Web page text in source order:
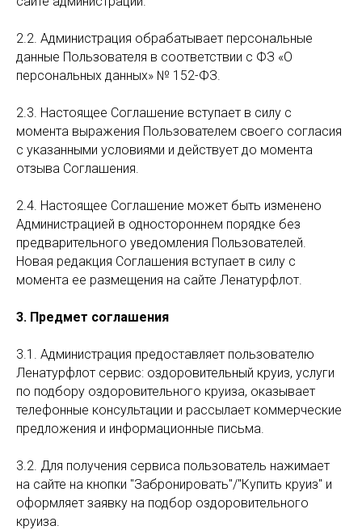
2.2. Администрация обрабатывает персональные
данные Пользователя в соответствии с ФЗ «О
персональных данных» № 152-ФЗ.
2.3. Настоящее Соглашение вступает в силу с
момента выражения Пользователем своего согласия
с указанными условиями и действует до момента
отзыва Соглашения.
2.4. Настоящее Соглашение может быть изменено
Администрацией в одностороннем порядке без
предварительного уведомления Пользователей.
Новая редакция Соглашения вступает в силу с
момента ее размещения на сайте Ленатурфлот.
3. Предмет соглашения
3.1. Администрация предоставляет пользователю
Ленатурфлот сервис: оздоровительный круиз, услуги
по подбору оздоровительного круиза, оказывает
телефонные консультации и рассылает коммерческие
предложения и информационные письма.
3.2. Для получения сервиса пользователь нажимает
на сайте на кнопки "Забронировать"/"Купить круиз" и
оформляет заявку на подбор оздоровительного
круиза.